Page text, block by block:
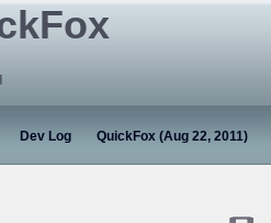
Dev Log QuickFox (Aug 22, 2011)